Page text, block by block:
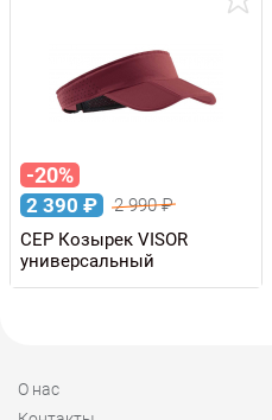
-20%
2 390 ₽ 2 990₽
CEP Козырек VISOR
универсальный
О нас